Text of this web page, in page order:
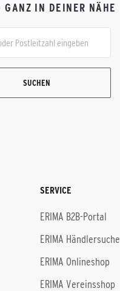
GANZ IN DEINER NÄHE
SUCHEN
SERVICE
ERIMA B2B-Portal
ERIMA Händlersuche
ERIMA Onlineshop
ERIMA Vereinsshop